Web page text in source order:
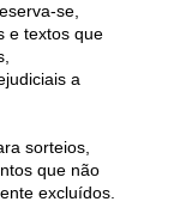
se,
e textos que
a
sorteios,
que não
excluídos.